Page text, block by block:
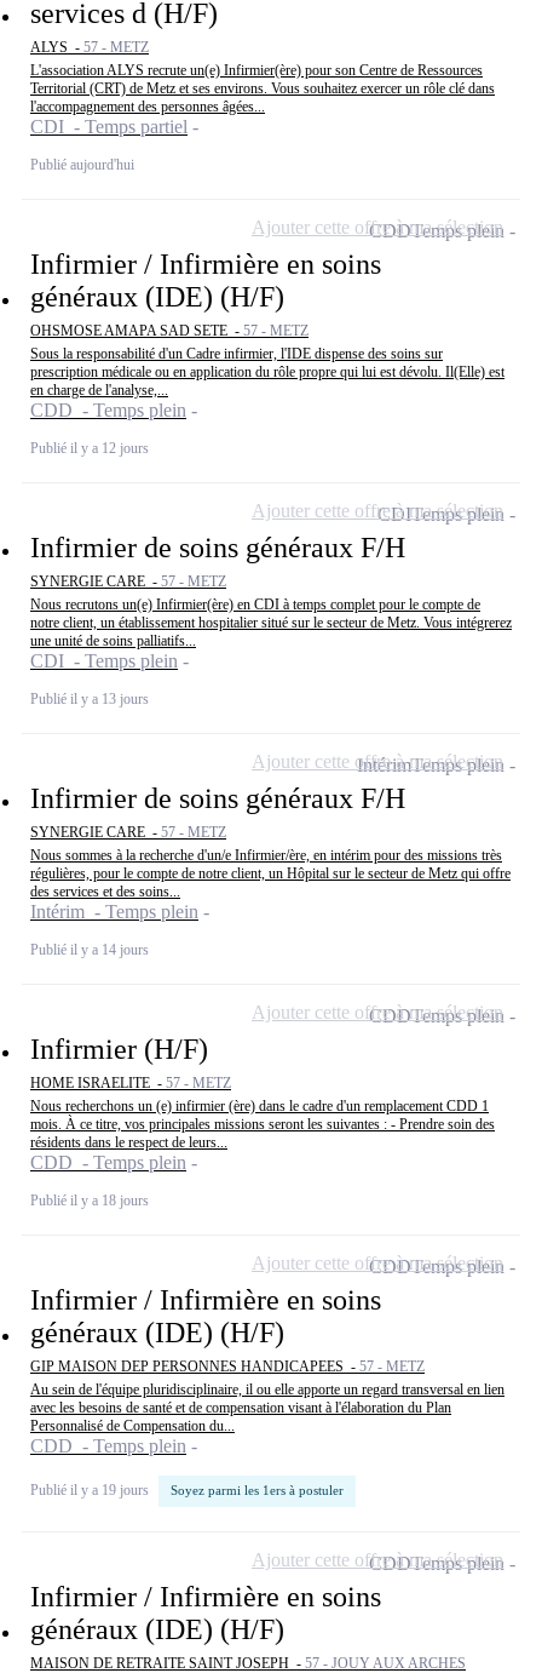
services d (H/F)
ALYS - 57 - METZ
L'association ALYS recrute un(e) Infirmier(ère) pour son Centre de Ressources
Territorial (CRT) de Metz et ses environs. Vous souhaitez exercer un rôle clé dans
l'accompagnement des personnes âgées...
CDI - Temps partiel
Publié aujourd'hui
Infirmier / Infirmière en soins
généraux (IDE) (H/F)
OHSMOSE AMAPA SAD SETE - 57 - METZ
Sous la responsabilité d'un Cadre infirmier, l'IDE dispense des soins sur
prescription médicale ou en application du rôle propre qui lui est dévolu. Il(Elle) est
en charge de l'analyse,...
CDD - Temps plein
Publié il y a 12 jours
CDDTemps plein
Ajouter cette offre à ma sélection
Infirmier de soins généraux F/H
SYNERGIE CARE - 57 - METZ
Nous recrutons un(e) Infirmier(ère) en CDI à temps complet pour le compte de
notre client, un établissement hospitalier situé sur le secteur de Metz. Vous intégrerez
une unité de soins palliatifs...
CDI - Temps plein
Publié il y a 13 jours
CDITemps plein
Ajouter cette offre à ma sélection
Infirmier de soins généraux F/H
SYNERGIE CARE - 57 - METZ
Nous sommes à la recherche d'un/e Infirmier/ère, en intérim pour des missions très
régulières, pour le compte de notre client, un Hôpital sur le secteur de Metz qui offre
des services et des soins...
Intérim - Temps plein
Publié il y a 14 jours
IntérimTemps plein
Ajouter cette offre à ma sélection
Infirmier (H/F)
HOME ISRAELITE - 57 - METZ
Nous recherchons un (e) infirmier (ère) dans le cadre d'un remplacement CDD 1
mois. À ce titre, vos principales missions seront les suivantes : - Prendre soin des
résidents dans le respect de leurs...
CDD - Temps plein
Publié il y a 18 jours
CDDTemps plein
Ajouter cette offre à ma sélection
Infirmier / Infirmière en soins
généraux (IDE) (H/F)
GIP MAISON DEP PERSONNES HANDICAPEES - 57 - METZ
Au sein de l'équipe pluridisciplinaire, il ou elle apporte un regard transversal en lien
avec les besoins de santé et de compensation visant à l'élaboration du Plan
Personnalisé de Compensation du...
CDD - Temps plein
Publié il y a 19 jours Soyez parmi les 1ers à postuler
CDDTemps plein
Ajouter cette offre à ma sélection
Infirmier / Infirmière en soins
généraux (IDE) (H/F)
MAISON DE RETRAITE SAINT JOSEPH - 57 - JOUY AUX ARCHES
CDDTemps plein
Ajouter cette offre à ma sélection